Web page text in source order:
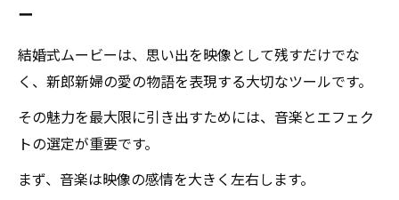
ー
結婚式ムービーは、思い出を映像として残すだけでな
く、新郎新婦の愛の物語を表現する大切なツールです。
その魅力を最大限に引き出すためには、音楽とエフェク
トの選定が重要です。
まず、音楽は映像の感情を大きく左右します。